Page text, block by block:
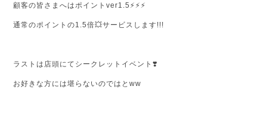
顧客の皆さまへはポイントver1.5⚡⚡⚡
通常のポイントの1.5倍💥サービスします!!!
ラストは店頭にてシークレットイベント❣️
お好きな方には堪らないのではとww